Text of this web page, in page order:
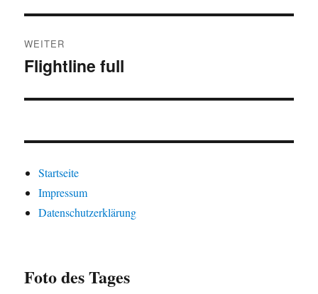
WEITER
Nächster
Flightline full
Startseite
Impressum
Datenschutzerklärung
Foto des Tages